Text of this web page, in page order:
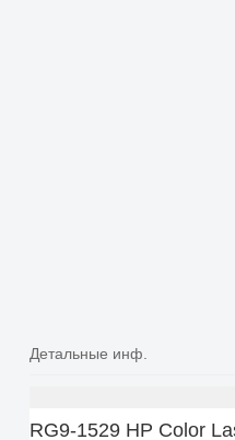
Детальные инф.
RG9-1529 HP Color